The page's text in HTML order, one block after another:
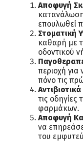
Αποφυγή
επουλωθεί
Στοματική
καθαρή με
οδοντικού
περιοχή για
πόνο τις
τις
φαρμάκων.
Αποφυγή
να
του